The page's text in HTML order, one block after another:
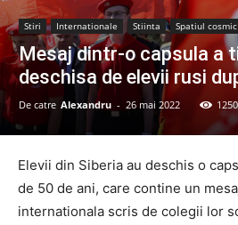
Stiri Internationale Stiinta Spatiul cosmic
Mesaj dintr-o capsula a
deschisa de elevii rusi
De catre Alexandru - 26 mai 2022 1250
Elevii din Siberia au deschis o
de 50 de ani, care contine un
internationala scris de colegii lor